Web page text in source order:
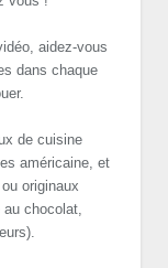
aidez-vous
dans chaque
de cuisine
américaine, et
originaux
chocolat,